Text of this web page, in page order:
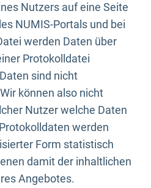
Nutzers auf eine Seite
NUMIS-Portals und bei
werden Daten über
Protokolldatei
sind nicht
können also nicht
Nutzer welche Daten
werden
Form statistisch
damit der inhaltlichen
Angebotes.